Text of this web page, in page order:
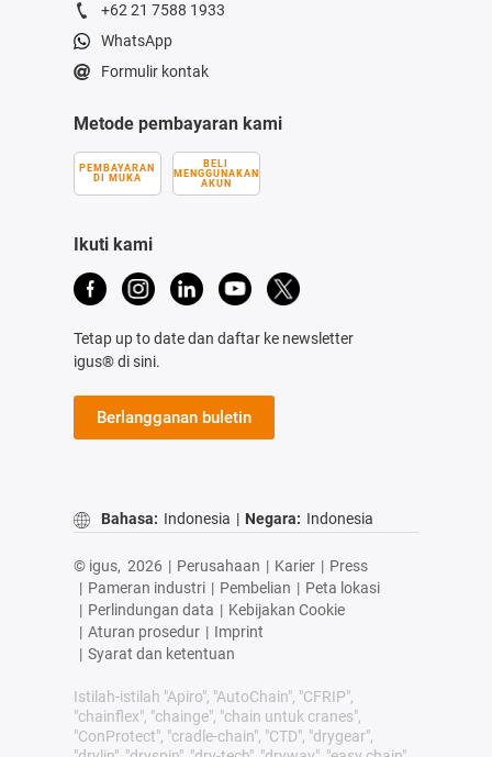
+62 21 7588 1933
WhatsApp
Formulir kontak
Metode pembayaran kami
PEMBAYARAN
DI MUKA
BELI
MENGGUNAKAN
AKUN
Ikuti kami
Tetap up to date dan daftar ke newsletter
igus® di sini.
Berlangganan buletin
Bahasa: Indonesia | Negara: Indonesia
© igus, 2026 | Perusahaan | Karier | Press
| Pameran industri | Pembelian | Peta lokasi
| Perlindungan data | Kebijakan Cookie
| Aturan prosedur | Imprint
| Syarat dan ketentuan
Istilah-istilah "Apiro", "AutoChain", "CFRIP",
"chainflex", "chainge", "chain untuk cranes",
"ConProtect", "cradle-chain", "CTD", "drygear",